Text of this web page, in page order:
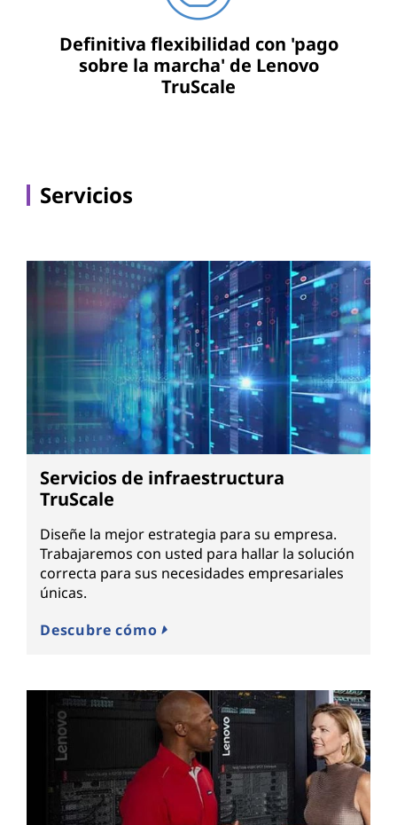
Definitiva flexibilidad con 'pago
sobre la marcha' de Lenovo
TruScale
Servicios
Servicios de infraestructura
TruScale
Diseñe la mejor estrategia para su empresa.
Trabajaremos con usted para hallar la solución
correcta para sus necesidades empresariales
únicas.
Descubre cómo